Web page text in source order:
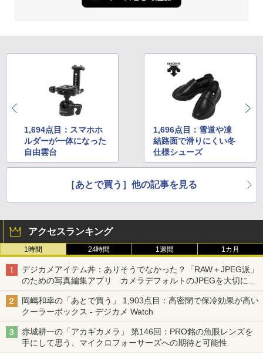
1,694点目：スマホホ
ルダーが一体になった
自由雲台
1,696点目：雪道や凍
結路面で滑りにくい冬
仕様シューズ
［あとで買う］他の記事を見る
アクセスランキング
1時間 24時間 1週間 1カ月
デジカメアイテム丼：ありそうでなかった？「RAW＋JPEG派」
のための写真編集アプリ カメラデフォルトのJPEGを大切にす
る「Filmator」
岡嶋和幸の「あとで買う」 1,903点目：高密閉で保冷効果が高い
クーラーボックス - デジカメ Watch
赤城耕一の「アカギカメラ」 第146回：PRO銘の魚眼レンズを
手にして思う、マイクロフォーサーズへの期待と可能性